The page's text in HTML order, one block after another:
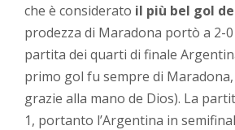
che è considerato il più bel gol
prodezza di Maradona portò a 2-
partita dei quarti di finale
primo gol fu sempre di
grazie alla mano de Dios). La
1, portanto l’Argentina in